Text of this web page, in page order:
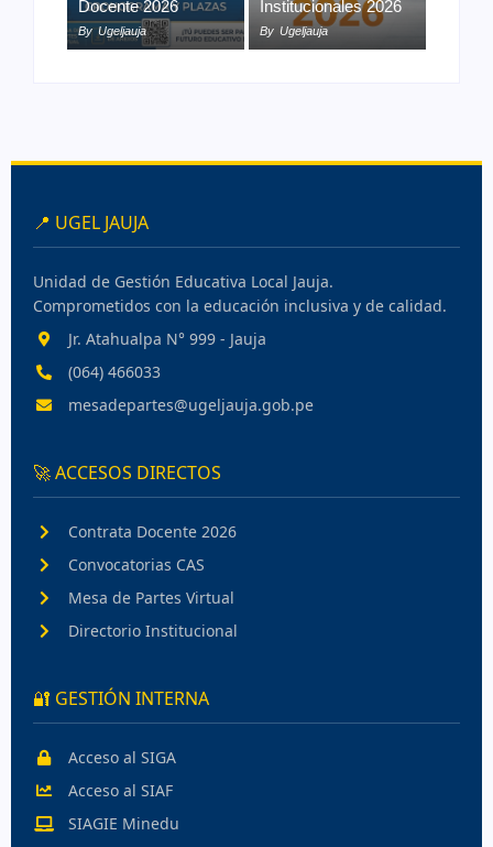
Docente 2026
By Ugeljauja
Institucionales 2026
By Ugeljauja
📍 UGEL JAUJA
Unidad de Gestión Educativa Local Jauja.
Comprometidos con la educación inclusiva y de calidad.
Jr. Atahualpa N° 999 - Jauja
(064) 466033
mesadepartes@ugeljauja.gob.pe
🚀 ACCESOS DIRECTOS
Contrata Docente 2026
Convocatorias CAS
Mesa de Partes Virtual
Directorio Institucional
🔐 GESTIÓN INTERNA
Acceso al SIGA
Acceso al SIAF
SIAGIE Minedu